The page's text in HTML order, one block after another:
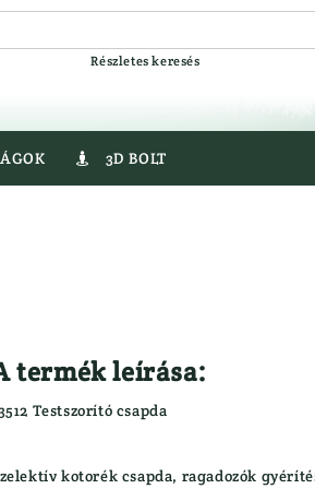
Részletes keresés
 3D BOLT
termék leírása:
Testszorító csapda
kotorék csapda, ragadozók